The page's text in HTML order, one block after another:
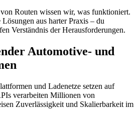
Routen wissen wir, was funktioniert.
aus harter Praxis – du
Verständnis der Herausforderungen.
Automotive- und
und Ladenetze setzen auf
verarbeiten Millionen von
Zuverlässigkeit und Skalierbarkeit im